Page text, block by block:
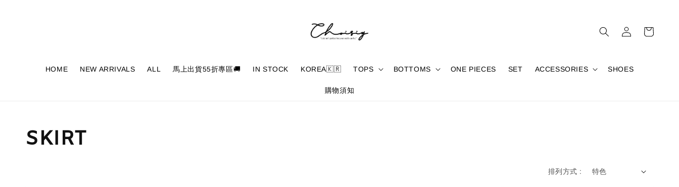
HOME NEW ARRIVALS ALL 馬上出貨55折專區🚚 IN STOCK KOREA🇰🇷 TOPS BOTTOMS ONE PIECES SET ACCESSORIES SHOES
購物須知
SKIRT
排列方式 :